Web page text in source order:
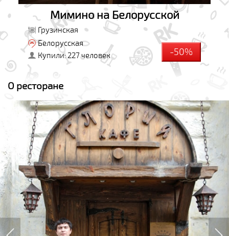
Мимино на Белорусской
Грузинская
Белорусская
Купили: 227 человек
-50%
О ресторане